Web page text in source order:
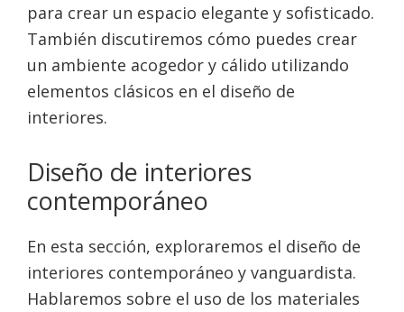
para crear un espacio elegante y sofisticado.
También discutiremos cómo puedes crear
un ambiente acogedor y cálido utilizando
elementos clásicos en el diseño de
interiores.
Diseño de interiores
contemporáneo
En esta sección, exploraremos el diseño de
interiores contemporáneo y vanguardista.
Hablaremos sobre el uso de los materiales